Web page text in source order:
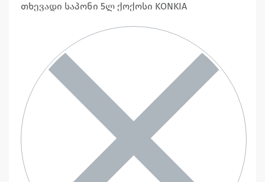
თხევადი საპონი 5ლ ქოქოსი KONKIA